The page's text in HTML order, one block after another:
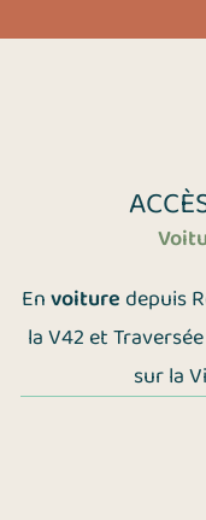
Envoituredepuis
la V42 et
sur la